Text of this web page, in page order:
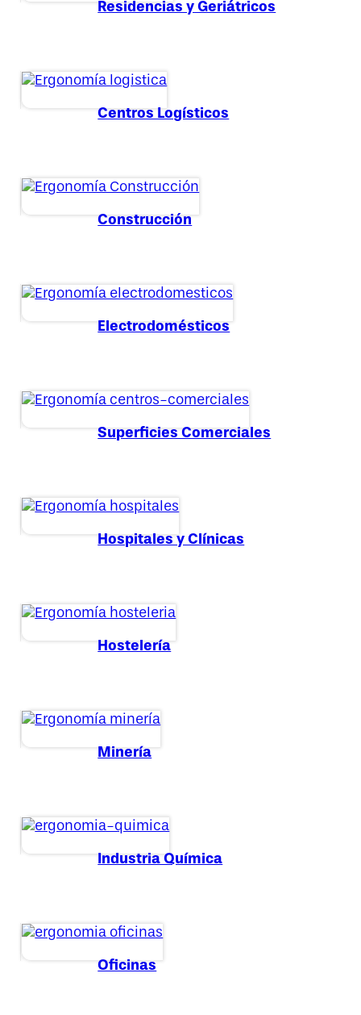
Residencias y Geriátricos
Centros Logísticos
Construcción
Electrodomésticos
Superficies Comerciales
Hospitales y Clínicas
Hostelería
Minería
Industria Química
Oficinas